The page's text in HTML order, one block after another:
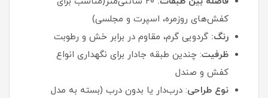
کفش‌های روزمره، اسپرت و مجلسی)
رنگ: گردویی گرم، مقاوم در برابر خش و رطوبت
ظرفیت: چندین طبقه جادار برای نگهداری انواع
کفش و صندل
نوع طراحی: درب‌دار یا بدون درب (بسته به مدل